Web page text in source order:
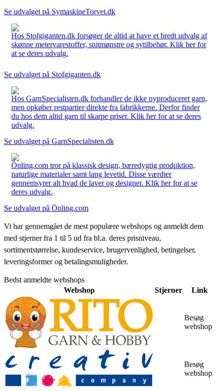
Se udvalget på SymaskineTorvet.dk
Hos Stofgiganten.dk forsøger de altid at have et bredt udvalg af
skønne metervarestoffer, snitmønstre og sytilbehør. Klik her for
at se deres udvalg.
Se udvalget på Stofgiganten.dk
Hos GarnSpecialisten.dk forhandler de ikke nyproduceret garn,
men opkøber restpartier direkte fra fabrikkerne. Derfor finder
du hos dem altid garn til skarpe priser. Klik her for at se deres
udvalg.
Se udvalget på GarnSpecialisten.dk
Önling.com tror på klassisk design, bæredygtig produktion,
naturlige materialer samt lang levetid. Disse værdier
gennemsyrer alt hvad de laver og designer. Klik her for at se
deres udvalg.
Se udvalget på Önling.com
Vi har gennemgået de mest populære webshops og anmeldt dem
med stjerner fra 1 til 5 ud fra bl.a. deres prisniveau,
sortimentstørrelse, kundeservice, brugervenlighed, betingelser,
leveringsformer og betalingsmuligheder.
Bedst anmeldte webshops
Webshop
Stjerner Link
Besøg
webshop
Besøg
webshop